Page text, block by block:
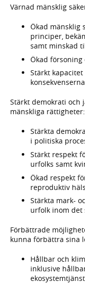
Värnad mänsklig
Ökad mänsklig
principer,
samt minskad
Ökad försoning
Stärkt
Stärkt demokrati och
mänskliga rättigheter:
Stärkta
i politiska
Stärkt respekt
urfolks samt
Ökad respekt
reproduktiv
Stärkta mark-
urfolk inom det
Förbättrade
kunna förbättra sina
Hållbar och
inklusive